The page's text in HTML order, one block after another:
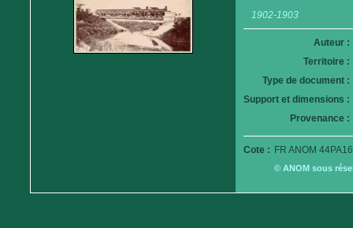
1902-1903
Auteur :
Territoire :
Type de document :
Support et dimensions :
Provenance :
Cote : FR ANOM
© ANOM sous